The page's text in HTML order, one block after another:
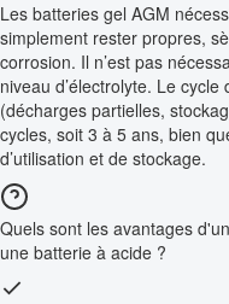
Les batteries gel AGM
simplement rester propres,
corrosion. Il n’est pas
niveau d’électrolyte. Le
(décharges partielles,
cycles, soit 3 à 5 ans, bien
d’utilisation et de stockage.
Quels sont les avantages
une batterie à acide ?